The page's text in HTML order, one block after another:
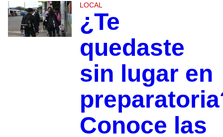
LOCAL
¿Te
quedaste
sin lugar en
Conoce las